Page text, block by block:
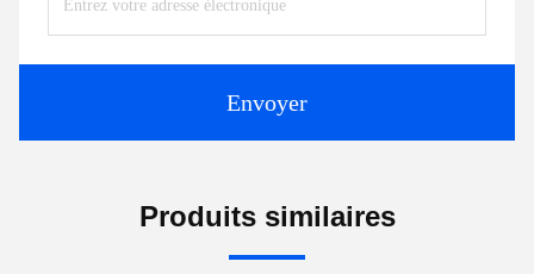
Envoyer
Produits similaires